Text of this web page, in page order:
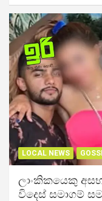
LOCAL NEWS
ලාංකිකයෙකු
විදෙස් සමාගම්